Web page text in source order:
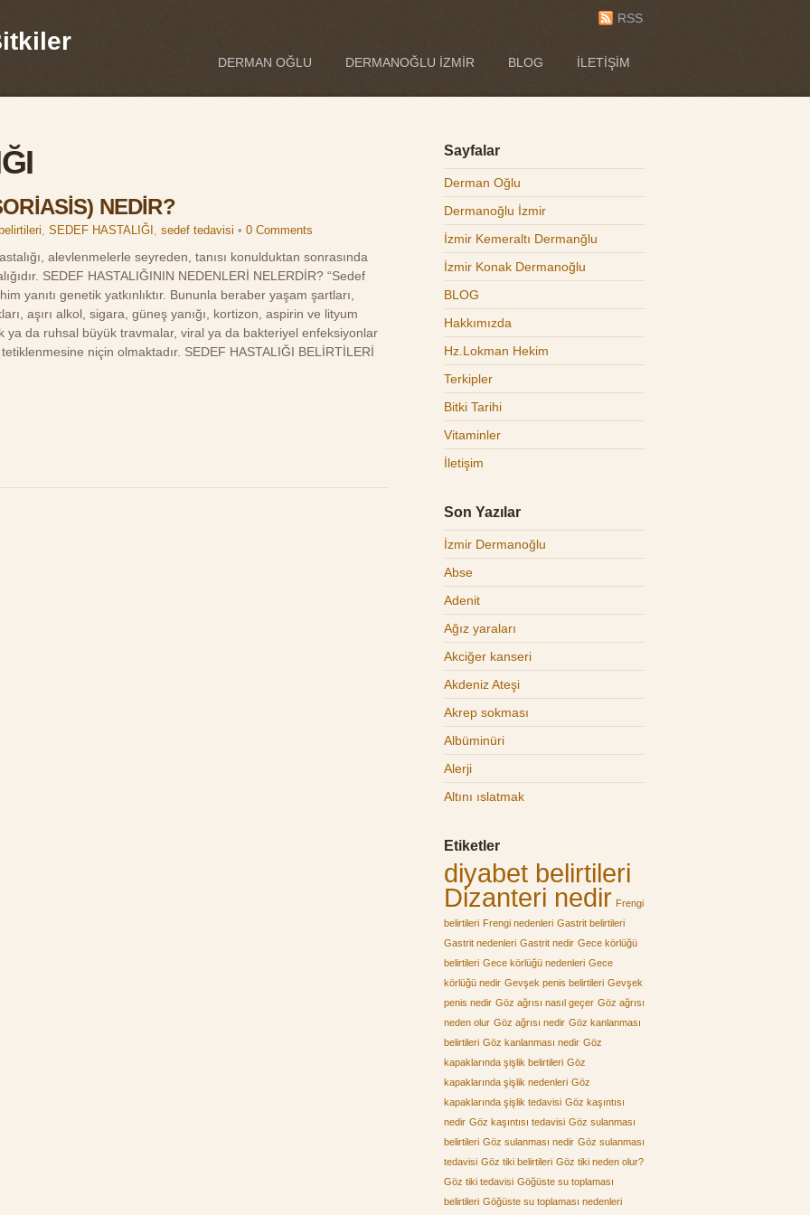
DERMAN OĞLU DERMANOĞLU İZMIR BLOG İLETIŞIM
RSS
NEDİR?
,SEDEF HASTALIĞI ,sedef tedavisi •0 Comments
alevlenmelerle seyreden, tanısı konulduktan sonrasında
SEDEF HASTALIĞININ NEDENLERİ NELERDİR? “Sedef
yanıtı genetik yatkınlıktır. Bununla beraber yaşam şartları,
aşırı alkol, sigara, güneş yanığı, kortizon, aspirin ve lityum
ya da ruhsal büyük travmalar, viral ya da bakteriyel enfeksiyonlar
niçin olmaktadır. SEDEF HASTALIĞI BELİRTİLERİ
Sayfalar
Derman Oğlu
Dermanoğlu İzmir
İzmir Kemeraltı Dermanğlu
İzmir Konak Dermanoğlu
BLOG
Hakkımızda
Hz.Lokman Hekim
Terkipler
Bitki Tarihi
Vitaminler
İletişim
Son Yazılar
İzmir Dermanoğlu
Abse
Adenit
Ağız yaraları
Akciğer kanseri
Akdeniz Ateşi
Akrep sokması
Albüminüri
Alerji
Altını ıslatmak
Etiketler
diyabet belirtileri
Dizanteri nedir Frengi
belirtileri Frengi nedenleri Gastrit belirtileri
Gastrit nedenleri Gastrit nedir Gece körlüğü
belirtileri Gece körlüğü nedenleri Gece
körlüğü nedir Gevşek penis belirtileri Gevşek
penis nedir Göz ağrısı nasıl geçer Göz ağrısı
neden olur Göz ağrısı nedir Göz kanlanması
belirtileri Göz kanlanması nedir Göz
kapaklarında şişlik belirtileri Göz
kapaklarında şişlik nedenleri Göz
kapaklarında şişlik tedavisi Göz kaşıntısı
nedir Göz kaşıntısı tedavisi Göz sulanması
belirtileri Göz sulanması nedir Göz sulanması
tedavisi Göz tiki belirtileri Göz tiki neden olur?
Göz tiki tedavisi Göğüste su toplaması
belirtileri Göğüste su toplaması nedenleri